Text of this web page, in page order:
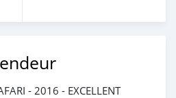
- 2016 - EXCELLENT